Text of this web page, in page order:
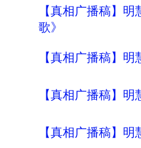
【真相广播稿】
歌》
【真相广播稿】
【真相广播稿】
【真相广播稿】